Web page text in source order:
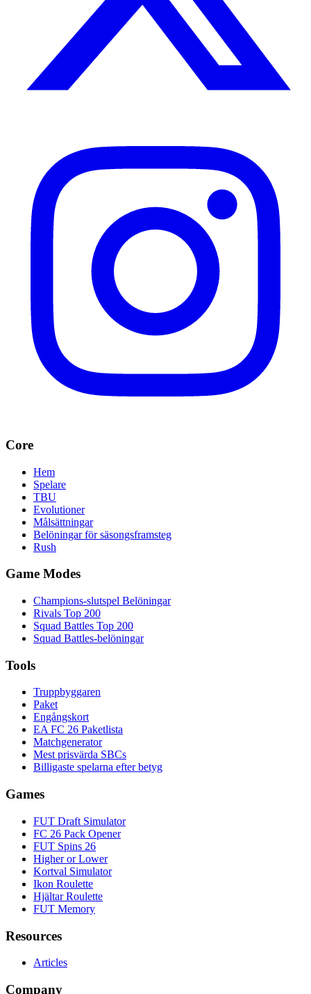
Core
Hem
Spelare
TBU
Evolutioner
Målsättningar
Belöningar för säsongsframsteg
Rush
Game Modes
Champions-slutspel Belöningar
Rivals Top 200
Squad Battles Top 200
Squad Battles-belöningar
Tools
Truppbyggaren
Paket
Engångskort
EA FC 26 Paketlista
Matchgenerator
Mest prisvärda SBCs
Billigaste spelarna efter betyg
Games
FUT Draft Simulator
FC 26 Pack Opener
FUT Spins 26
Higher or Lower
Kortval Simulator
Ikon Roulette
Hjältar Roulette
FUT Memory
Resources
Articles
Company